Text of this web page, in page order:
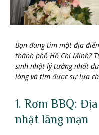
Bạn đang tìm một địa điể
thành phốHồ Chí Minh?
sinh nhật lý tưởng nhất
lòng và tìm được sựlựa
1. Rơm BBQ:
nhật lãng mạn